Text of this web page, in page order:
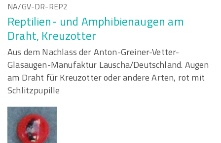
NA/GV-DR-REP2
Reptilien- und Amphibienaugen am
Draht, Kreuzotter
Aus dem Nachlass der Anton-Greiner-Vetter-
Glasaugen-Manufaktur Lauscha/Deutschland. Augen
am Draht für Kreuzotter oder andere Arten, rot mit
Schlitzpupille